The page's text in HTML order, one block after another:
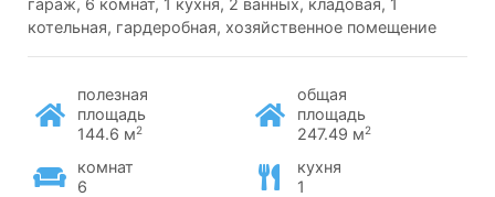
котельная, гардеробная, хозяйственное помещение
полезная
площадь
144.6 м2
общая
площадь
247.49 м2
комнат
6
кухня
1